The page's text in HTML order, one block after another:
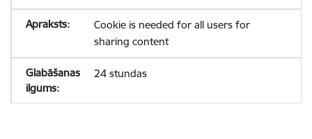
Cookie is needed for all users for
sharing content
24 stundas